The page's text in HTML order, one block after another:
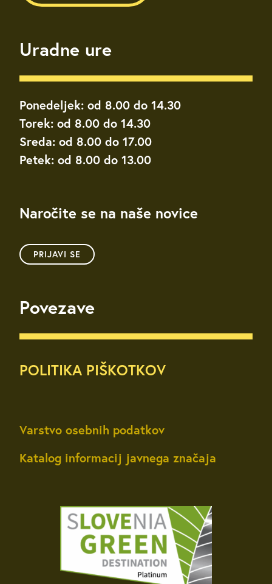
Uradne ure
Ponedeljek: od 8.00 do 14.30
Torek: od 8.00 do 14.30
Sreda: od 8.00 do 17.00
Petek: od 8.00 do 13.00
Naročite se na naše novice
PRIJAVI SE
Povezave
POLITIKA PIŠKOTKOV
Varstvo osebnih podatkov
Katalog informacij javnega značaja